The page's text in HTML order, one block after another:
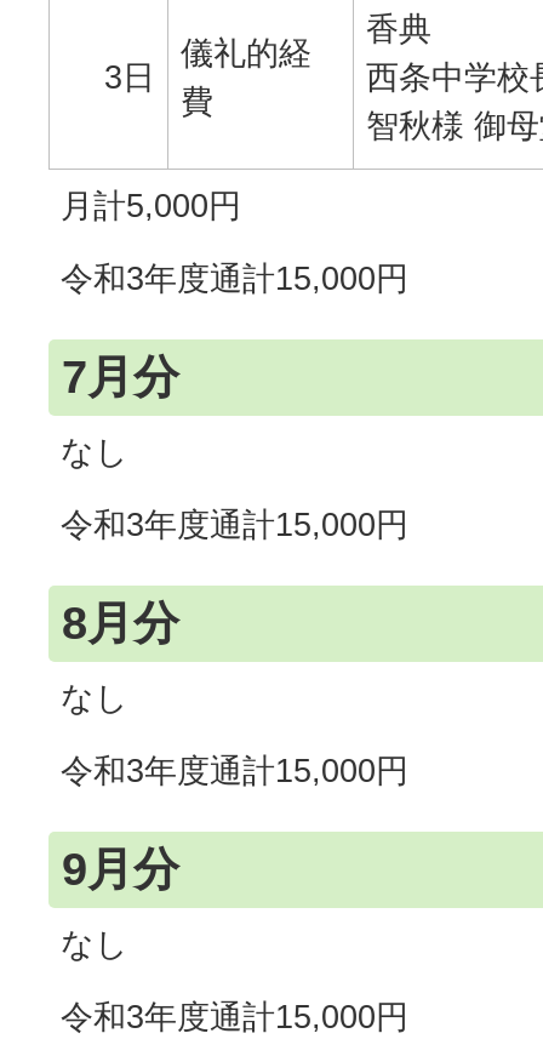
3日
儀礼的経
費
香典
西条中学校
智秋様 御
月計5,000円
令和3年度通計15,000円
7月分
なし
令和3年度通計15,000円
8月分
なし
令和3年度通計15,000円
9月分
なし
令和3年度通計15,000円